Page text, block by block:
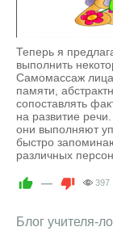
Теперь я
выполнить
Самомассаж
памяти,
сопоставлять
на развитие
они выполняют
быстро
различных
— 397
Блог учителя-